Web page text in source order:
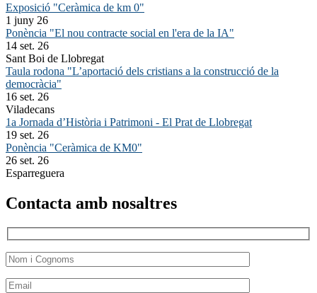
Exposició "Ceràmica de km 0"
1 juny 26
Ponència "El nou contracte social en l'era de la IA"
14 set. 26
Sant Boi de Llobregat
Taula rodona "L’aportació dels cristians a la construcció de la
democràcia"
16 set. 26
Viladecans
1a Jornada d’Història i Patrimoni - El Prat de Llobregat
19 set. 26
Ponència "Ceràmica de KM0"
26 set. 26
Esparreguera
Contacta amb nosaltres